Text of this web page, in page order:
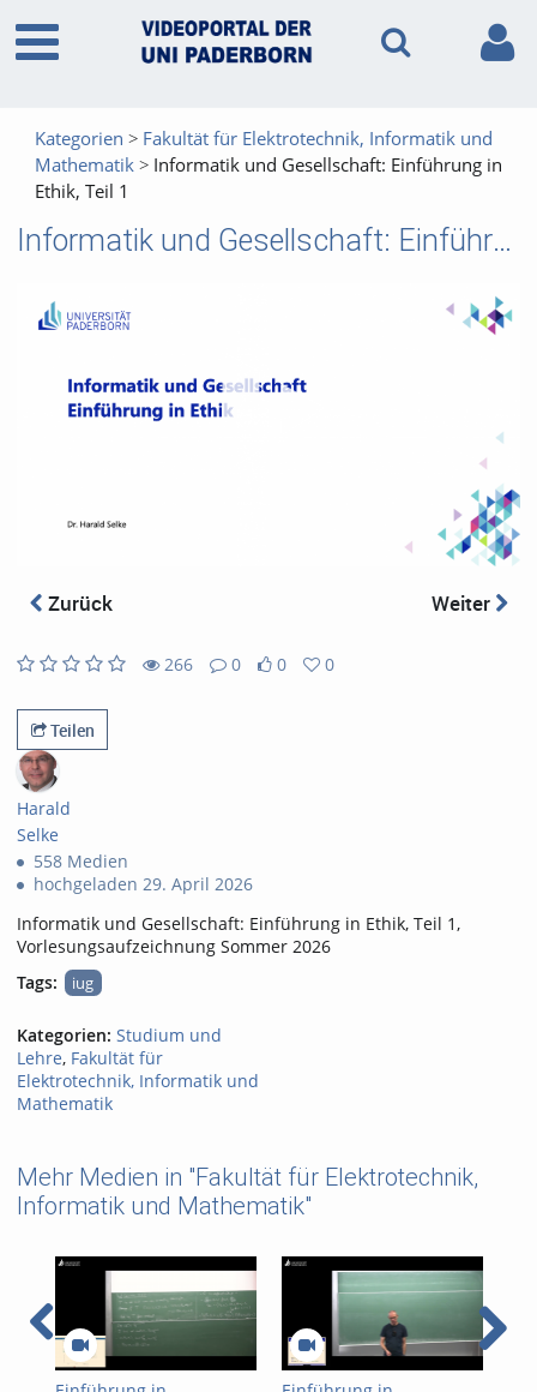
Kategorien
Fakultät für Elektrotechnik, Informatik und
Mathematik
Informatik und Gesellschaft: Einführung in
Ethik, Teil 1
Informatik und Gesellschaft: Einführung in Ethik, Teil 1
Zurück Weiter
266
views
0
Kommentare
0
likes
0
favorites
Teilen
Harald
Selke
558 Medien
hochgeladen 29. April 2026
Informatik und Gesellschaft: Einführung in Ethik, Teil 1,
Vorlesungsaufzeichnung Sommer 2026
Tags:
iug
Kategorien: Studium und
Lehre, Fakultät für
Elektrotechnik, Informatik und
Mathematik
Mehr Medien in "Fakultät für Elektrotechnik,
Informatik und Mathematik"